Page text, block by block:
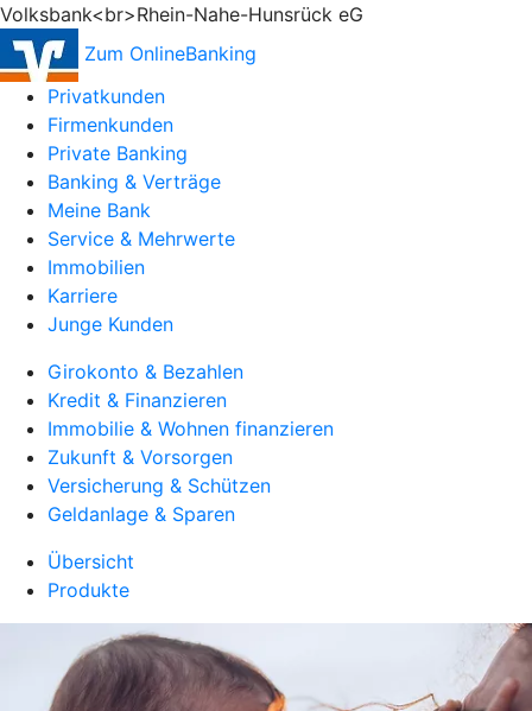
Volksbank<br>Rhein-Nahe-Hunsrück eG
Zum OnlineBanking
Privatkunden
Firmenkunden
Private Banking
Banking & Verträge
Meine Bank
Service & Mehrwerte
Immobilien
Karriere
Junge Kunden
Girokonto & Bezahlen
Kredit & Finanzieren
Immobilie & Wohnen finanzieren
Zukunft & Vorsorgen
Versicherung & Schützen
Geldanlage & Sparen
Übersicht
Produkte